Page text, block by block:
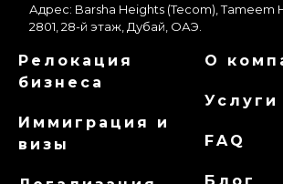
Адрес: Barsha Heights (Tecom), Tameem
2801, 28-й этаж, Дубай, ОАЭ.
Релокация
бизнеса
Иммиграция и
визы
О
Услуги
FAQ